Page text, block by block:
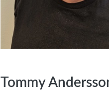
Tommy